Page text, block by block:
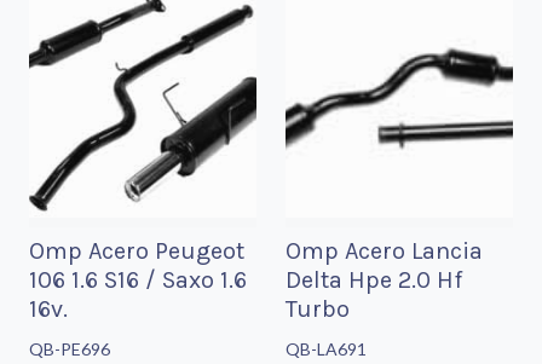
Omp Acero Peugeot
106 1.6 S16 / Saxo 1.6
16v.
QB-PE696
Omp Acero Lancia
Delta Hpe 2.0 Hf
Turbo
QB-LA691